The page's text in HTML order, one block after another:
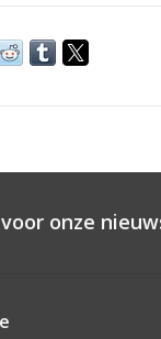
onze